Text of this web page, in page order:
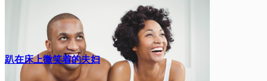
趴在床上微笑着的夫妇